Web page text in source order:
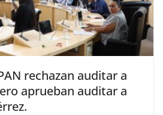
rechazan auditar a
aprueban auditar a